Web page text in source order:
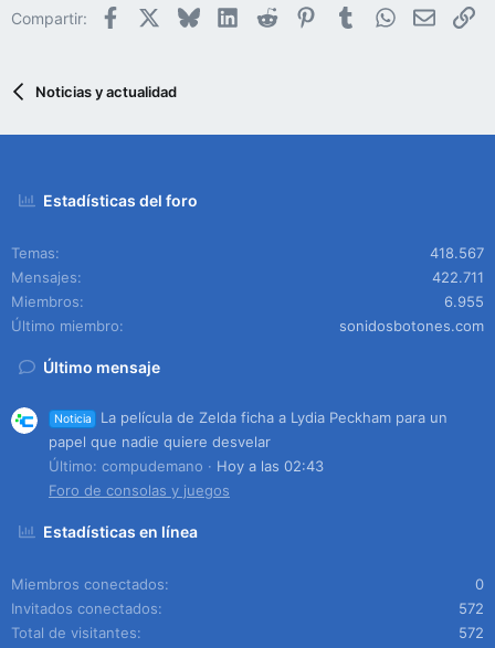
Compartir: Facebook BlueskyLinkedIn
Reddit PinterestTumblrWhatsApp
Email
Noticias y actualidad
Estadísticas del foro
Temas
418.567
Mensajes
422.711
Miembros
6.955
Último miembro
sonidosbotones.com
Último mensaje
Noticia
La película de Zelda ficha a Lydia Peckham para un
papel que nadie quiere desvelar
Último: compudemano
Hoy a las 02:43
Foro de consolas y juegos
Estadísticas en línea
Miembros conectados
0
Invitados conectados
572
Total de visitantes
572